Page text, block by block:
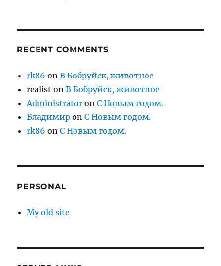
RECENT COMMENTS
rk86 onВ Бобруйск, животное
realist onВ Бобруйск, животное
Administrator onС Новым годом.
Владимир onС Новым годом.
rk86 onС Новым годом.
PERSONAL
My old site